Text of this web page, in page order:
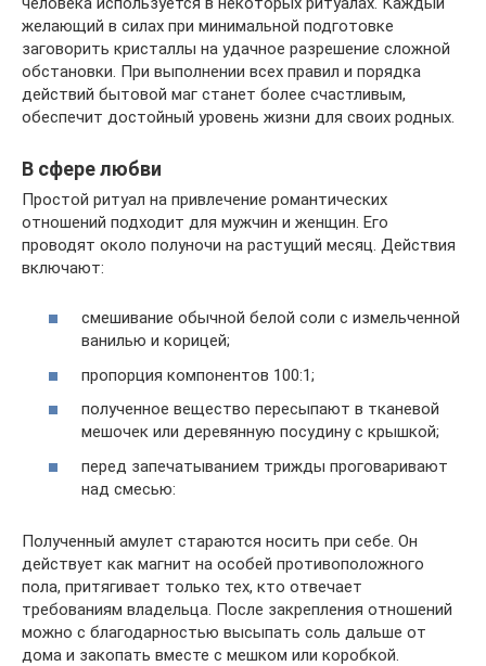
желающий в силах при минимальной подготовке
заговорить кристаллы на удачное разрешение сложной
обстановки. При выполнении всех правил и порядка
действий бытовой маг станет более счастливым,
обеспечит достойный уровень жизни для своих родных.
В сфере любви
Простой ритуал на привлечение романтических
отношений подходит для мужчин и женщин. Его
проводят около полуночи на растущий месяц. Действия
включают:
смешивание обычной белой соли с измельченной
ванилью и корицей;
пропорция компонентов 100:1;
полученное вещество пересыпают в тканевой
мешочек или деревянную посудину с крышкой;
перед запечатыванием трижды проговаривают
над смесью:
Полученный амулет стараются носить при себе. Он
действует как магнит на особей противоположного
пола, притягивает только тех, кто отвечает
требованиям владельца. После закрепления отношений
можно с благодарностью высыпать соль дальше от
дома и закопать вместе с мешком или коробкой.